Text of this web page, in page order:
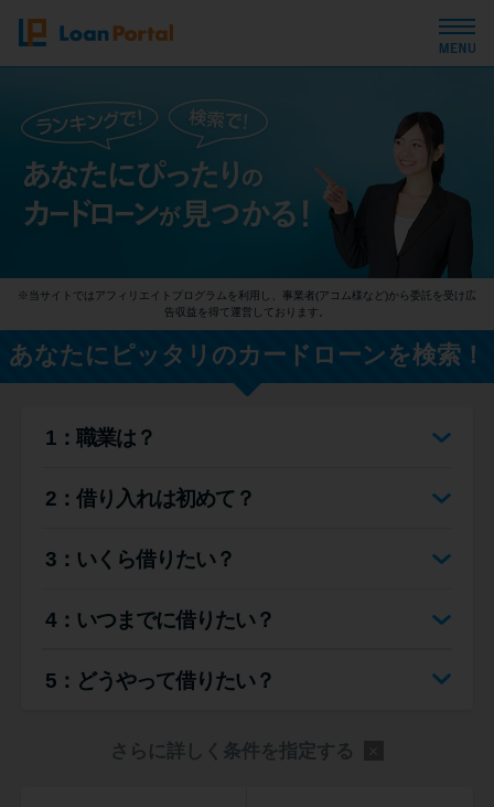
トップページ
おすすめコンテンツ
総合人気ランキング
とにかくすぐ借りたい方向け
バレずに借りたい方向け
便利なコンテンツ
カードローン診断
カードローンQ&A
特集ページ
リボ払いをそのまま払いきると
※当サイトではアフィリエイトプログラムを利用し、事業者(アコム様など)から委託を受け広
告収益を得て運営しております。
あなたにピッタリのカードローンを検索！
1：職業は？
2：借り入れは初めて？
3：いくら借りたい？
4：いつまでに借りたい？
5：どうやって借りたい？
さらに詳しく条件を指定する